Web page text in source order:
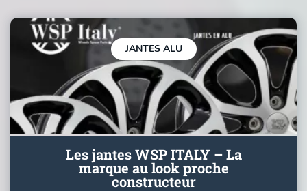
JANTES ALU
Les jantes WSP ITALY – La
marque au look proche
constructeur